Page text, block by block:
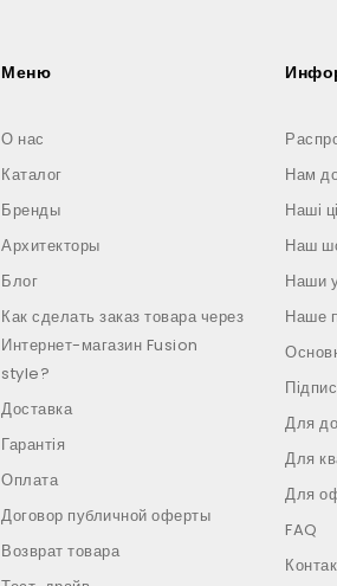
Меню
О нас
Каталог
Бренды
Архитекторы
Блог
Как сделать заказ товара через
Интернет-магазин Fusion
style?
Доставка
Гарантія
Оплата
Договор публичной оферты
Возврат товара
Нам
Наші
Наш
Наши
Наше
Для
Для
Для
FAQ